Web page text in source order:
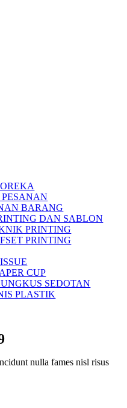
BARANG
DAN SABLON
PRINTING
PRINTING
CUP
SEDOTAN
PLASTIK
nulla fames nisl risus